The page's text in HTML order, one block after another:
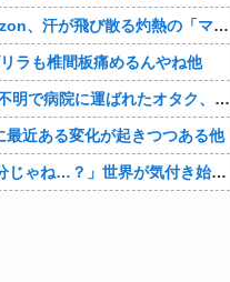
【朗報】Amazon、汗が飛び散る灼熱の「マンガ毎週末セール（50%還元）」を開催！他
ラも椎間板痛めるんやね他
【悲報】身元不明で病院に運ばれたオタク、待ち受けから「ラブライブ」と呼ばれるｗｗｗｗ他
最近ある変化が起きつつある他
「Linuxで十分じゃね…？」世界が気付き始める他